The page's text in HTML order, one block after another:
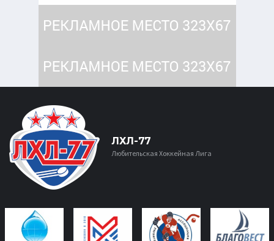
ЛХЛ-77
Любительская Хоккейная Лига